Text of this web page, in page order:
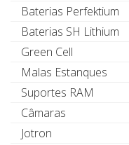
Baterias Perfektium
Baterias SH Lithium
Green Cell
Malas Estanques
Suportes RAM
Câmaras
Jotron